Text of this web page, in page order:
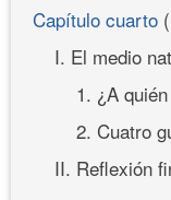
Capítulo cuarto
I. El medio
1. ¿A
2. Cuatro
II. Reflexión